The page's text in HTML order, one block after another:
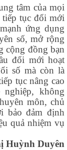
tâm của mọi
tục đổi mới
ứng dụng
số, mở rộng
cộng đồng bạn
đổi mới hoạt
số mà còn là
tục nâng cao
không
môn, chủ
bảo đảm định
quả nhiệm vụ
Huỳnh Duyên